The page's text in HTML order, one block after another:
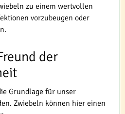
zu einem wertvollen
vorzubeugen oder
der
Grundlage für unser
Zwiebeln können hier einen